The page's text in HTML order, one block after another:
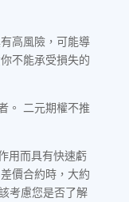
高風險，可能導
不能承受損失的
。 二元期權不推
用而具有快速虧
價合約時，大約
考慮您是否了解